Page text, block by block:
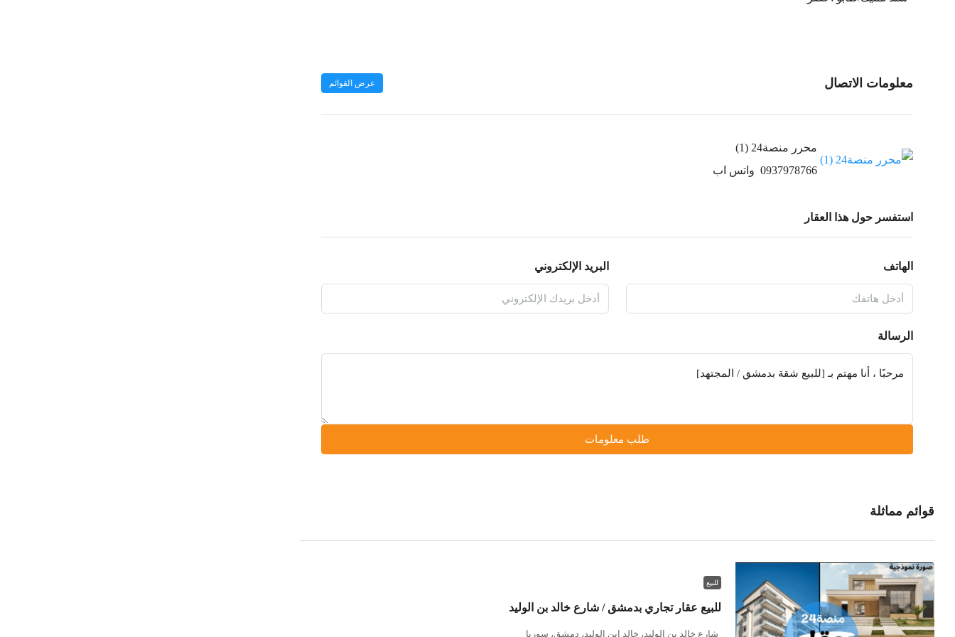
معلومات الاتصال عرض القوائم
محرر منصة24 (1)
0937978766 واتس اب
استفسر حول هذا العقار
الهاتف البريد الإلكتروني
الرسالة
طلب معلومات
قوائم مماثلة
للبيع
للبيع عقار تجاري بدمشق / شارع خالد بن الوليد
شارع خالد بن الوليد، خالد إبن الوليد، دمشق، سوريا